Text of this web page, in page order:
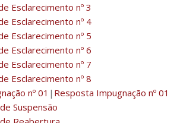
Esclarecimento nº 3
Esclarecimento nº 4
Esclarecimento nº 5
Esclarecimento nº 6
Esclarecimento nº 7
Esclarecimento nº 8
nº 01 | Resposta Impugnação nº 01
Suspensão